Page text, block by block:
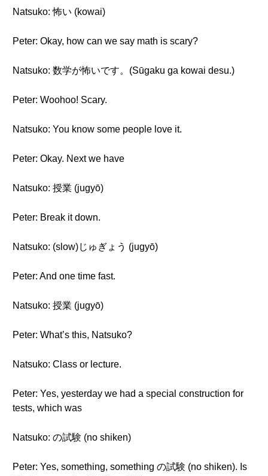
Natsuko: 怖い (kowai)
Peter: Okay, how can we say math is scary?
Natsuko: 数学が怖いです。(Sūgaku ga kowai desu.)
Peter: Woohoo! Scary.
Natsuko: You know some people love it.
Peter: Okay. Next we have
Natsuko: 授業 (jugyō)
Peter: Break it down.
Natsuko: (slow)じゅぎょう (jugyō)
Peter: And one time fast.
Natsuko: 授業 (jugyō)
Peter: What’s this, Natsuko?
Natsuko: Class or lecture.
Peter: Yes, yesterday we had a special construction for
tests, which was
Natsuko: の試験 (no shiken)
Peter: Yes, something, something の試験 (no shiken). Is